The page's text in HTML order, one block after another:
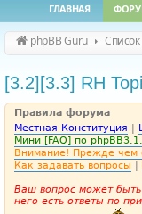
ГЛАВНАЯ
phpBB Guru
[3.2][3.3] RH
Правила форума
Местная Конституция |
Мини [FAQ] по
Внимание! Прежде чем
Как задавать вопросы |
Ваш вопрос может
него есть ответы по